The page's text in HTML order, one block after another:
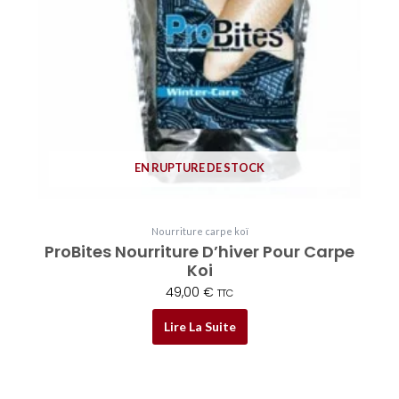
EN RUPTURE DE STOCK
Nourriture carpe koï
ProBites Nourriture D’hiver Pour Carpe
Koi
49,00 € TTC
Lire La Suite